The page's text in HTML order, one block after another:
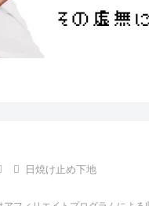
日焼け止め下地